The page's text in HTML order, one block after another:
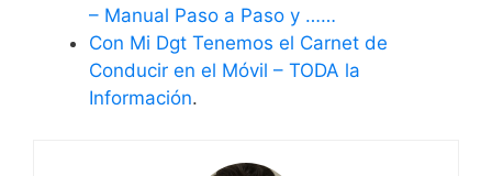
– Manual Paso a Paso y ……
Con Mi Dgt Tenemos el Carnet de
Conducir en el Móvil – TODA la
Información.